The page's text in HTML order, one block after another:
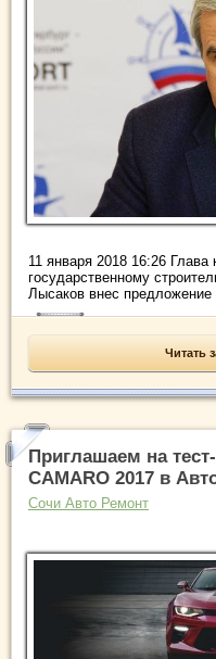
11 января 2018 16:26
государственному
Лысаков внес
Читать
Приглашаем на
CAMARO 2017 в
Сочи Авто Ремонт